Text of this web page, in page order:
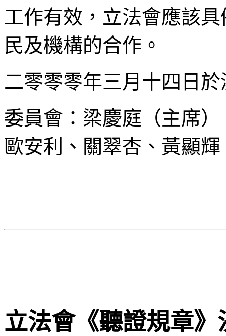
工作有效，立法會應該
民及機構的合作。
二零零零年三月十四日於
委員會：梁慶庭（主席
歐安利、關翠杏、黃顯
立法會《聽證規章》